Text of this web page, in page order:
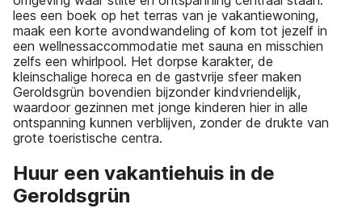
lees een boek op het terras van je vakantiewoning,
maak een korte avondwandeling of kom tot jezelf in
een wellnessaccommodatie met sauna en misschien
zelfs een whirlpool. Het dorpse karakter, de
kleinschalige horeca en de gastvrije sfeer maken
Geroldsgrün bovendien bijzonder kindvriendelijk,
waardoor gezinnen met jonge kinderen hier in alle
ontspanning kunnen verblijven, zonder de drukte van
grote toeristische centra.
Huur een vakantiehuis in de
Geroldsgrün